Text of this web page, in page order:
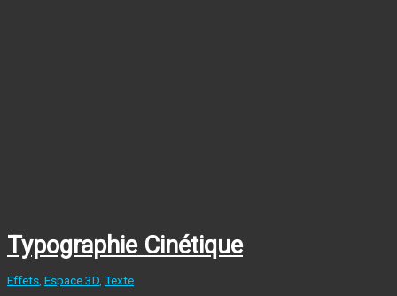
Typographie Cinétique
Effets, Espace 3D, Texte